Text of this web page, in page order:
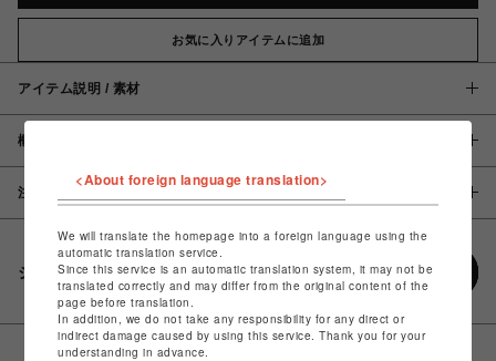
お気に入りアイテムに追加
アイテム説明 / 素材
概要
注意事項
シェアする
<About foreign language translation>
We will translate the homepage into a foreign language using the
automatic translation service.
Since this service is an automatic translation system, it may not be
translated correctly and may differ from the original content of the
page before translation.
In addition, we do not take any responsibility for any direct or
indirect damage caused by using this service. Thank you for your
understanding in advance.